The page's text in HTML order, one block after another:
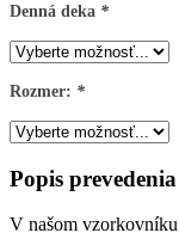
Denná deka *
Rozmer: *
Popis prevedenia
V našom